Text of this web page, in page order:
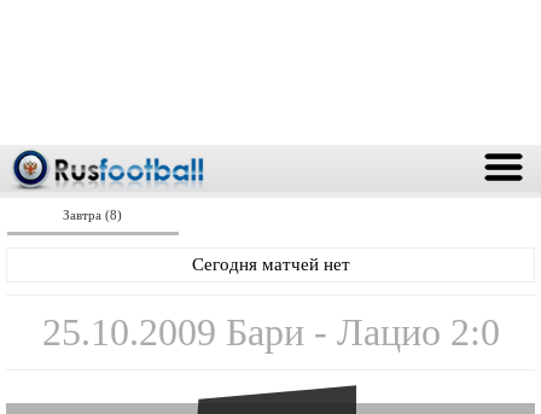
Завтра (8)
Сегодня матчей нет
25.10.2009 Бари - Лацио 2:0